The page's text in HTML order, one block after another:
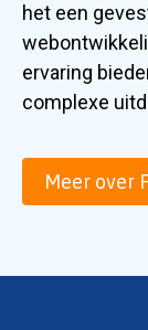
het een
ervaring
complexe
Meer over